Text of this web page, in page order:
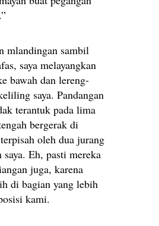
mlandingan sambil
saya melayangkan
bawah dan lereng-
saya. Pandangan
terantuk pada lima
bergerak di
oleh dua jurang
Eh, pasti mereka
juga, karena
di bagian yang lebih
kami.